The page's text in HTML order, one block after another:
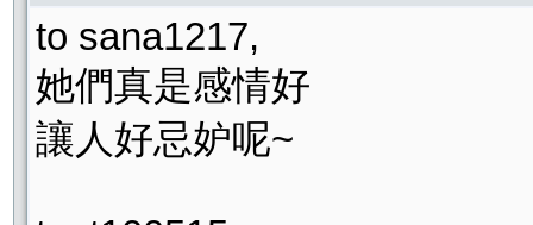
to sana1217,
她們真是感情好
讓人好忌妒呢~